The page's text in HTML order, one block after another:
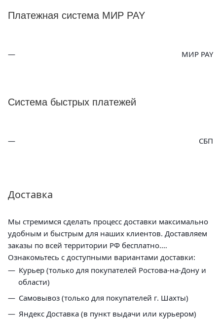
Платежная система МИР PAY
МИР PAY
Система быстрых платежей
СБП
Доставка
Мы стремимся сделать процесс доставки максимально
удобным и быстрым для наших клиентов. Доставляем
заказы по всей территории РФ бесплатно.
Ознакомьтесь с доступными вариантами доставки:
Курьер (только для покупателей Ростова-на-Дону и
области)
Самовывоз (только для покупателей г. Шахты)
Яндекс Доставка (в пункт выдачи или курьером)